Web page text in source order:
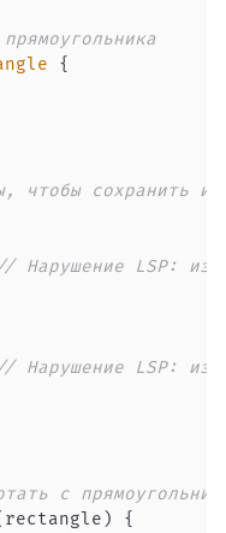
{
чтобы сохранить
Нарушение LSP:
Нарушение LSP:
с
rectangle )
{